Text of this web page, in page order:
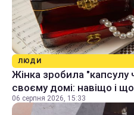
ЛЮДИ
Жінка зробила "капсулу
своєму домі: навіщо і
06 серпня 2026, 15:33